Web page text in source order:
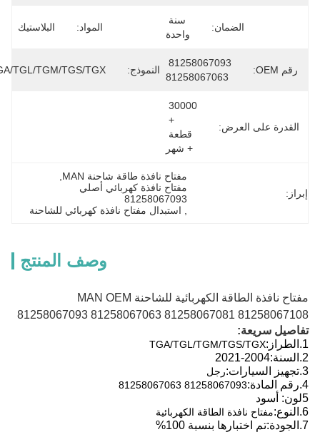
الضمان:
سنة
واحدة
المواد: البلاستيك
رقم OEM:
81258067093
81258067063
النموذج: TGA/TGL/TGM/TGS/TGX
القدرة على العرض:
30000
قطعة
+ شهر
مفتاح نافذة طاقة شاحنة MAN
,
مفتاح نافذة كهربائي أصلي
81258067093
استبدال مفتاح نافذة كهربائي للشاحنة
وصف المنتج
مفتاح نافذة الطاقة الكهربائية للشاحنة MAN OEM
81258067093 81258067063 81258067081
سريعة:
الطراز:TGA/TGL/TGM/TGS/TGX
السنة:2004-2021
تجهيز السيارات: رجل
رقم المادة:81258067093 81258067063
النوع:مفتاح نافذة الطاقة الكهربائية
الجودة:تم اختبارها بنسبة 100%